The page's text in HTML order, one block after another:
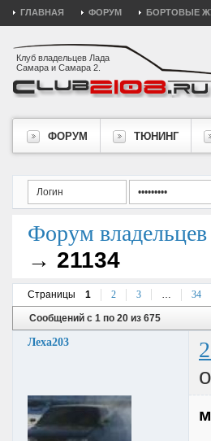
ГЛАВНАЯ ФОРУМ БОРТОВЫЕ
Клуб владельцев Лада
Самара и Самара 2.
ФОРУМ ТЮНИНГ
Форум
→ 21134
Страницы 1 2 3 … 34
Сообщений с 1 по 20 из 675
Леха203